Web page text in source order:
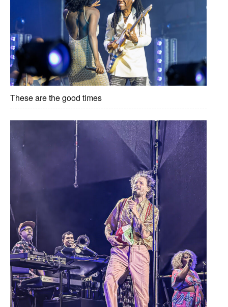
These are the good times